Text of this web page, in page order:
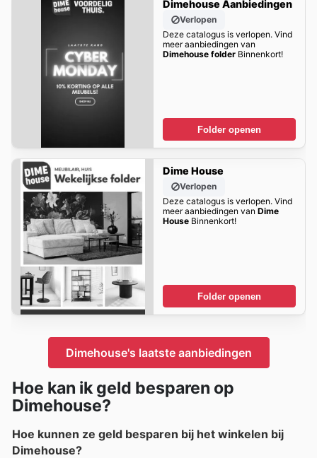
Dimehouse Aanbiedingen
Verlopen
Deze catalogus is verlopen. Vind
meer aanbiedingen van
Dimehouse folderBinnenkort!
Folder openen
Dime House
Verlopen
Deze catalogus is verlopen. Vind
meer aanbiedingen van Dime
HouseBinnenkort!
Folder openen
Dimehouse's laatste aanbiedingen
Hoe kan ik geld besparen op
Dimehouse?
Hoe kunnen ze geld besparen bij het winkelen bij
Dimehouse?